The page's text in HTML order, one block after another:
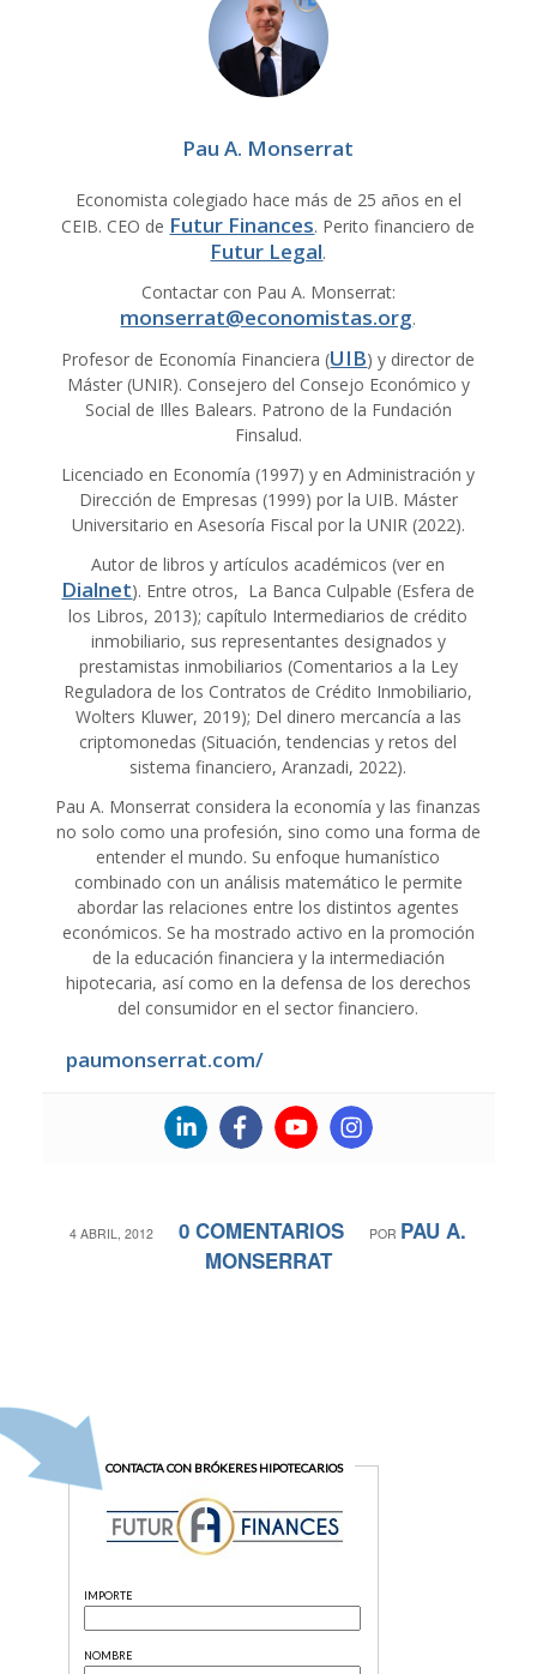
Pau A. Monserrat
Economista colegiado hace más de 25 años en el
CEIB. CEO de Futur Finances. Perito financiero de
Futur Legal.
Contactar con Pau A. Monserrat:
monserrat@economistas.org.
Profesor de Economía Financiera (UIB) y director de
Máster (UNIR). Consejero del Consejo Económico y
Social de Illes Balears. Patrono de la Fundación
Finsalud.
Licenciado en Economía (1997) y en Administración y
Dirección de Empresas (1999) por la UIB. Máster
Universitario en Asesoría Fiscal por la UNIR (2022).
Autor de libros y artículos académicos (ver en
Dialnet). Entre otros, La Banca Culpable (Esfera de
los Libros, 2013); capítulo Intermediarios de crédito
inmobiliario, sus representantes designados y
prestamistas inmobiliarios (Comentarios a la Ley
Reguladora de los Contratos de Crédito Inmobiliario,
Wolters Kluwer, 2019); Del dinero mercancía a las
criptomonedas (Situación, tendencias y retos del
sistema financiero, Aranzadi, 2022).
Pau A. Monserrat considera la economía y las finanzas
no solo como una profesión, sino como una forma de
entender el mundo. Su enfoque humanístico
combinado con un análisis matemático le permite
abordar las relaciones entre los distintos agentes
económicos. Se ha mostrado activo en la promoción
de la educación financiera y la intermediación
hipotecaria, así como en la defensa de los derechos
del consumidor en el sector financiero.
paumonserrat.com/
4 ABRIL, 2012
/ 0 COMENTARIOS
/ POR PAU A.
MONSERRAT